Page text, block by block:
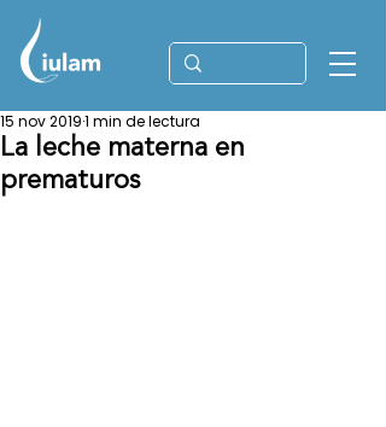
La leche materna en
prematuros
15 nov 20191 min de lectura